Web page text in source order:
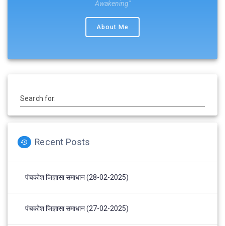
Awakening"
About Me
Search for:
Recent Posts
पंचकोश जिज्ञासा समाधान (28-02-2025)
पंचकोश जिज्ञासा समाधान (27-02-2025)